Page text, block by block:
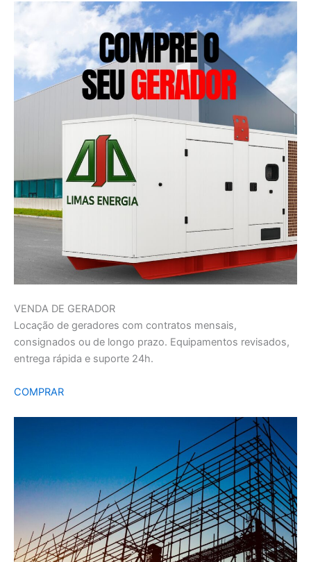
VENDA DE GERADOR
Locação de geradores com contratos mensais,
consignados ou de longo prazo. Equipamentos revisados,
entrega rápida e suporte 24h.
COMPRAR